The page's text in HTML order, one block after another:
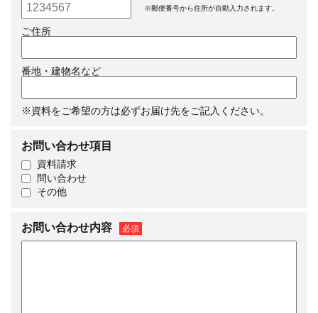
※郵便番号から住所が自動入力されます。
ご住所
番地・建物名など
※資料をご希望の方は必ずお届け先をご記入ください。
お問い合わせ項目
資料請求
問い合わせ
その他
お問い合わせ内容 必須